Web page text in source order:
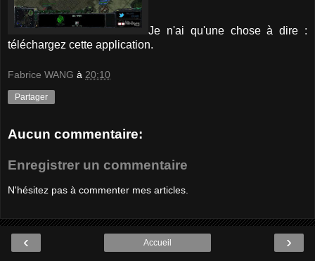
Je n'ai qu'une chose à dire :
téléchargez cette application.
Fabrice WANG à 20:10
Partager
Aucun commentaire:
Enregistrer un commentaire
N'hésitez pas à commenter mes articles.
‹ ›
Accueil